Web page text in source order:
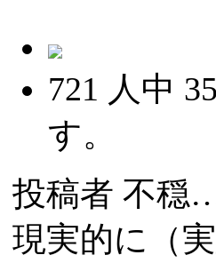
721 人中
す。
投稿者 不穏
現実的に（実